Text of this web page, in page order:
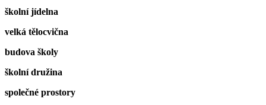
školní jídelna
velká tělocvična
budova školy
školní družina
společné prostory